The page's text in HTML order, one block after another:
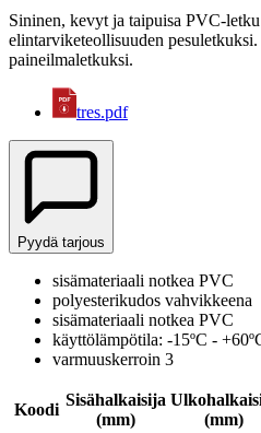
Sininen, kevyt ja taipuisa PVC-
elintarviketeollisuuden
paineilmaletkuksi.
tres.pdf
Pyydä tarjous
sisämateriaali notkea PVC
polyesterikudos vahvikkeena
sisämateriaali notkea PVC
käyttölämpötila: -15ºC -
varmuuskerroin 3
Koodi
Sisähalkaisija
(mm)
(mm)